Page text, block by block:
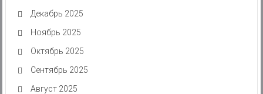
Декабрь 2025
Ноябрь 2025
Октябрь 2025
Сентябрь 2025
Август 2025